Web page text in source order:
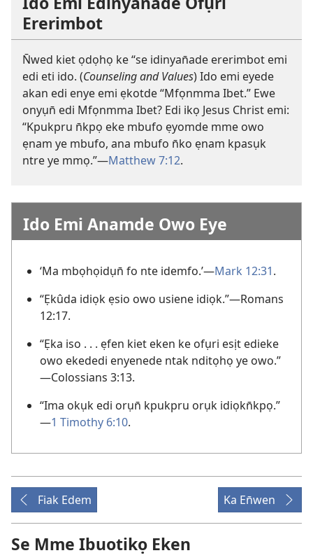
Ererimbot
N̄wed kiet ọdọhọ ke “se idinyan̄ade ererimbot emi
edi eti ido. (Counseling and Values) Ido emi eyede
akan edi enye emi ẹkotde “Mfọnmma Ibet.” Ewe
onyụn̄ edi Mfọnmma Ibet? Edi ikọ Jesus Christ emi:
“Kpukpru n̄kpọ eke mbufo ẹyomde mme owo
ẹnam ye mbufo, ana mbufo n̄ko ẹnam kpasụk
ntre ye mmọ.”—Matthew 7:12.
Ido Emi Anamde Owo Eye
‘Ma mbọhọidụn̄ fo nte idemfo.’—Mark 12:31.
“Ẹkûda idiọk ẹsio owo usiene idiọk.”​—Romans
12:17.
“Ẹka iso . . . ẹfen kiet eken ke ofụri esịt edieke
owo ekededi enyenede ntak nditọhọ ye owo.”​
—Colossians 3:13.
“Ima okụk edi orụn̄ kpukpru orụk idiọkn̄kpọ.”​
—1 Timothy 6:10.
Fiak Edem Ka En̄wen
Se Mme Ibuotikọ Eken